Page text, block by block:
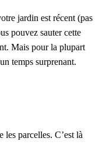
jardin est récent (pas
pouvez sauter cette
Mais pour la plupart
temps surprenant.
parcelles. C’est là